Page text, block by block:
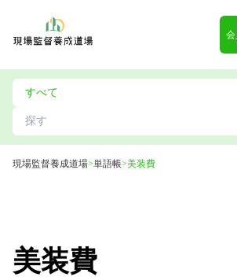
現場監督養成道場>単語帳>美装費
美装費